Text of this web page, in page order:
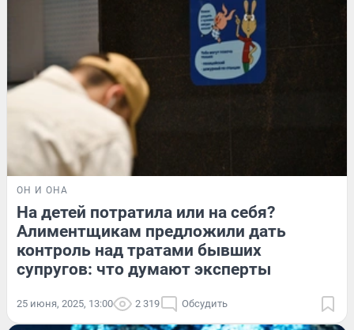
ОН И ОНА
На детей потратила или на себя?
Алиментщикам предложили дать
контроль над тратами бывших
супругов: что думают эксперты
25 июня, 2025, 13:00 2 319 Обсудить